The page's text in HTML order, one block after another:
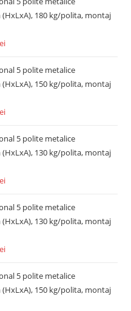
(HxLxA), 180 kg/polita, montaj
5 polite metalice
(HxLxA), 150 kg/polita, montaj
5 polite metalice
(HxLxA), 130 kg/polita, montaj
5 polite metalice
(HxLxA), 130 kg/polita, montaj
5 polite metalice
(HxLxA), 150 kg/polita, montaj